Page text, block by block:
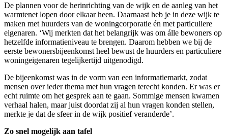
De plannen voor de herinrichting van de wijk en de aanleg van het
warmtenet lopen door elkaar heen. Daarnaast heb je in deze wijk te
maken met huurders van de woningcorporatie én met particuliere
eigenaren. ‘Wij merkten dat het belangrijk was om álle bewoners op
hetzelfde informatieniveau te brengen. Daarom hebben we bij de
eerste bewonersbijeenkomst heel bewust de huurders en particuliere
woningeigenaren tegelijkertijd uitgenodigd.
De bijeenkomst was in de vorm van een informatiemarkt, zodat
mensen over ieder thema met hun vragen terecht konden. Er was er
echt ruimte om het gesprek aan te gaan. Sommige mensen kwamen
verhaal halen, maar juist doordat zij al hun vragen konden stellen,
merkte je dat de sfeer in de wijk positief veranderde’.
Zo snel mogelijk aan tafel